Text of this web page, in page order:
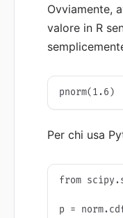
Ovviamente,
valore in R
pnorm(1.6)
Per chi usa
from
p =